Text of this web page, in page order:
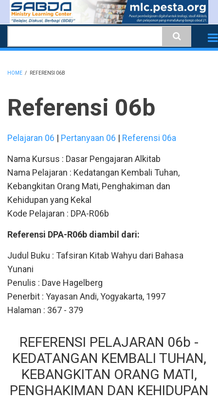
Skip
content
HOME / REFERENSI 06B
Referensi 06b
Pelajaran 06 | Pertanyaan 06 | Referensi 06a
Nama Kursus : Dasar Pengajaran Alkitab
Nama Pelajaran : Kedatangan Kembali Tuhan,
Kebangkitan Orang Mati, Penghakiman dan
Kehidupan yang Kekal
Kode Pelajaran : DPA-R06b
Referensi DPA-R06b diambil dari:
Judul Buku : Tafsiran Kitab Wahyu dari Bahasa
Yunani
Penulis : Dave Hagelberg
Penerbit : Yayasan Andi, Yogyakarta, 1997
Halaman : 367 - 379
REFERENSI PELAJARAN 06b -
KEDATANGAN KEMBALI TUHAN,
KEBANGKITAN ORANG MATI,
PENGHAKIMAN DAN KEHIDUPAN